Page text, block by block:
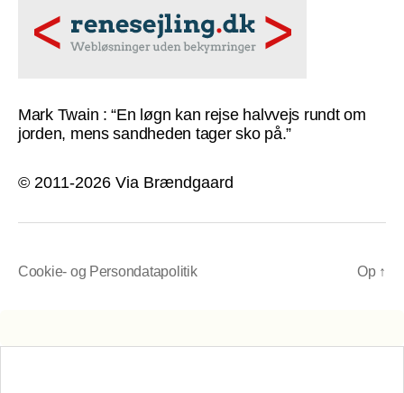
Mark Twain : “En løgn kan rejse halvvejs rundt om
jorden, mens sandheden tager sko på.”
© 2011-2026 Via Brændgaard
Cookie- og Persondatapolitik Op ↑